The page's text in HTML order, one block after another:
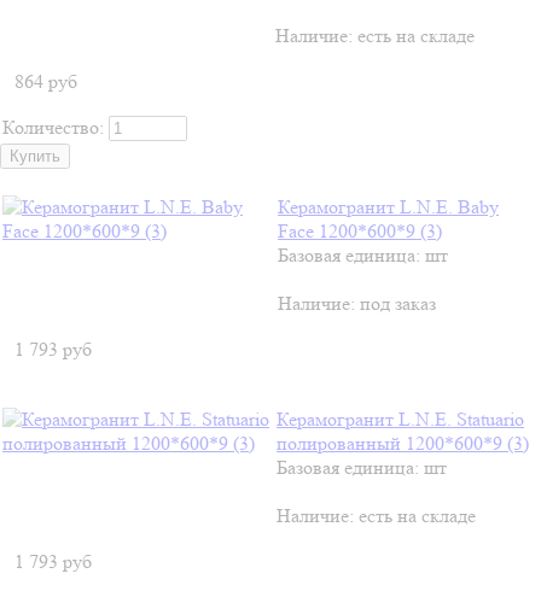
Наличие: есть на складе
864 руб
Количество:
Керамогранит L.N.E. Baby
Face 1200*600*9 (3)
Базовая единица: шт
Наличие: под заказ
1 793 руб
Керамогранит L.N.E. Statuario
полированный 1200*600*9 (3)
Базовая единица: шт
Наличие: есть на складе
1 793 руб